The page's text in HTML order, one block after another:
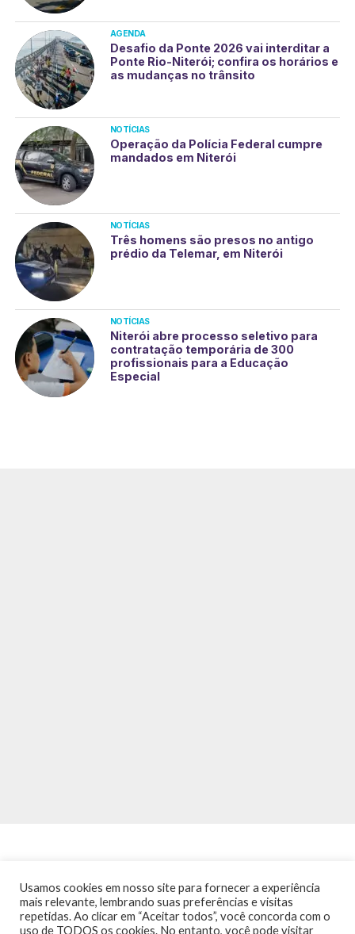
AGENDA
Desafio da Ponte 2026 vai interditar a
Ponte Rio-Niterói; confira os horários e
as mudanças no trânsito
NOTÍCIAS
Operação da Polícia Federal cumpre
mandados em Niterói
NOTÍCIAS
Três homens são presos no antigo
prédio da Telemar, em Niterói
NOTÍCIAS
Niterói abre processo seletivo para
contratação temporária de 300
profissionais para a Educação
Especial
INÍCIO NOTÍCIAS AGENDA CONTATO TRÂNSITO NA PONTE
Usamos cookies em nosso site para fornecer a experiência
mais relevante, lembrando suas preferências e visitas
repetidas. Ao clicar em “Aceitar todos”, você concorda com o
uso de TODOS os cookies. No entanto, você pode visitar